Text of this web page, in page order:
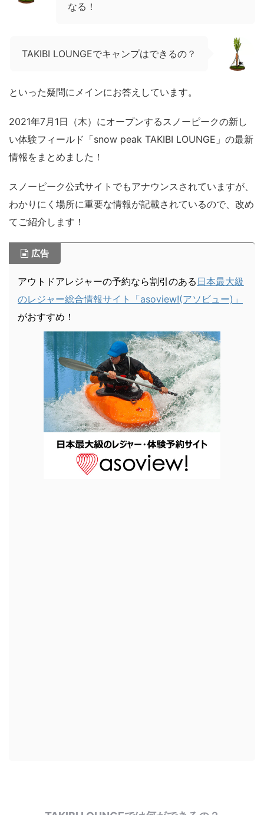
なる！
TAKIBI LOUNGEでキャンプはできるの？
といった疑問にメインにお答えしています。
2021年7月1日（木）にオープンするスノーピークの新し
い体験フィールド「snow peak TAKIBI LOUNGE」の最新
情報をまとめました！
スノーピーク公式サイトでもアナウンスされていますが、
わかりにく場所に重要な情報が記載されているので、改め
てご紹介します！
広告
アウトドアレジャーの予約なら割引のある 日本最大級
のレジャー総合情報サイト「asoview!(アソビュー)」
がおすすめ！